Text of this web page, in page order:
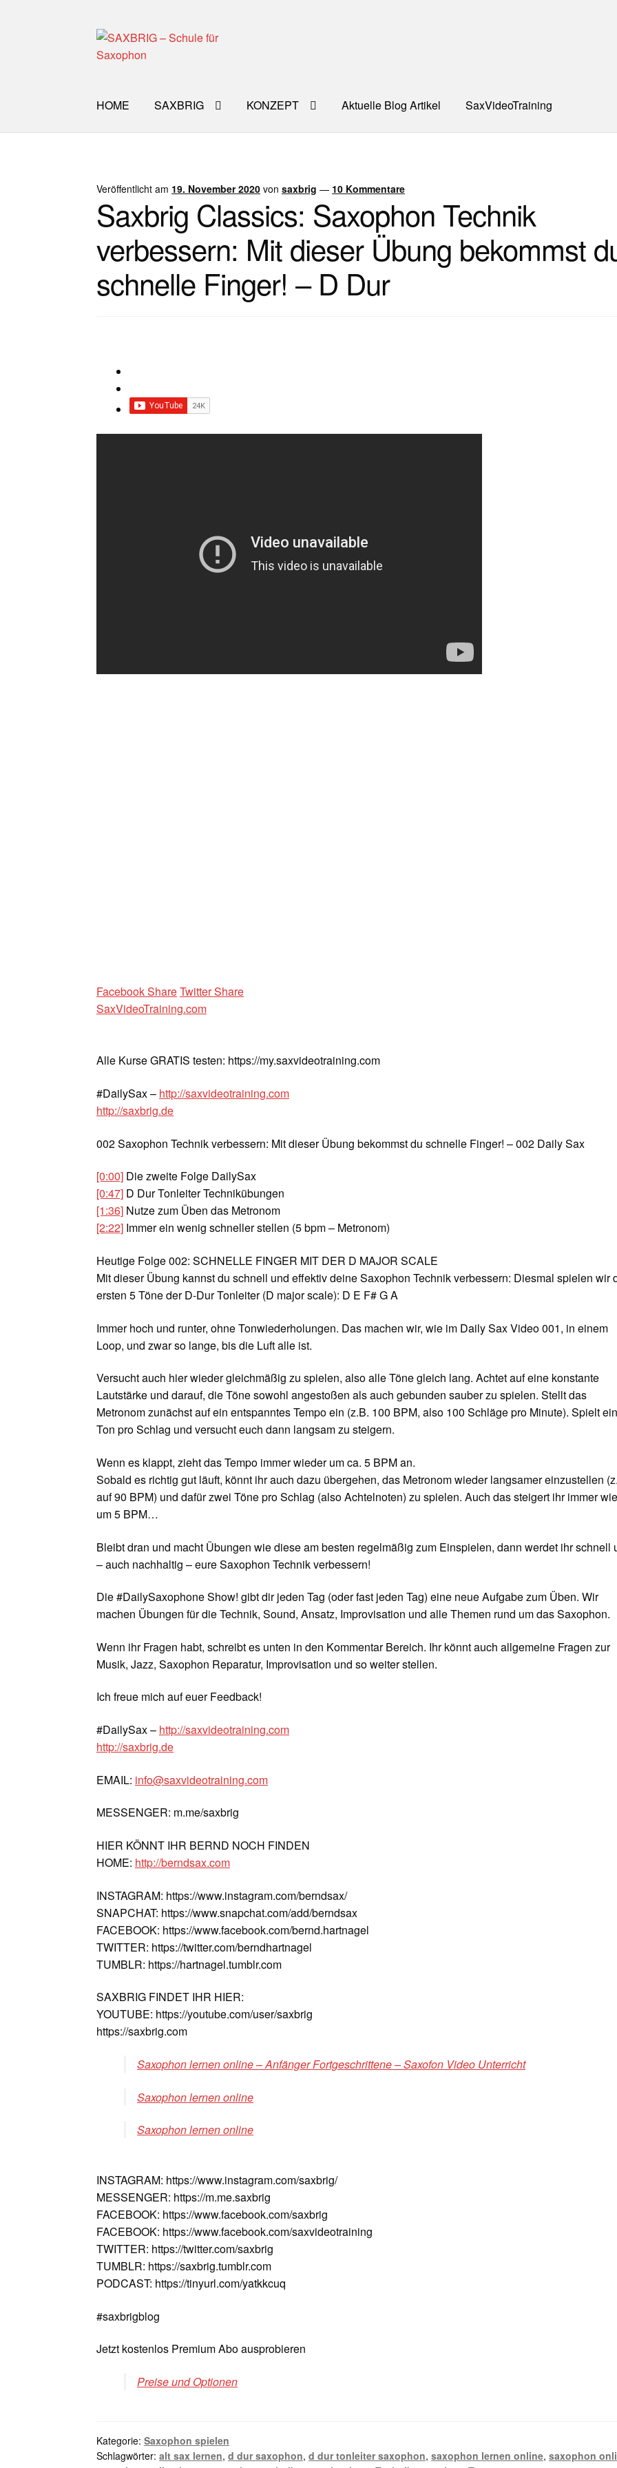
Zur
Navigation
Zum
Inhalt
HOME SAXBRIG KONZEPT Aktuelle Blog Artikel SaxVideoTraining
Impro Basic – Download PDF + mp3INFOSKooperation/Partner
WORKSHOP ÜBER UNSNEWS BLOGKONTAKT
Veröffentlicht am 19. November 2020 vonsaxbrig — 10 Kommentare
Saxbrig Classics: Saxophon Technik
verbessern: Mit dieser Übung bekommst
schnelle Finger! – D Dur
Facebook ShareTwitter Share
SaxVideoTraining.com
Alle Kurse GRATIS testen: https://my.saxvideotraining.com
#DailySax – http://saxvideotraining.com
http://saxbrig.de
002 Saxophon Technik verbessern: Mit dieser Übung bekommst du schnelle Finger! – 002 Daily Sax
[0:00] Die zweite Folge DailySax
[0:47] D Dur Tonleiter Technikübungen
[1:36] Nutze zum Üben das Metronom
[2:22] Immer ein wenig schneller stellen (5 bpm – Metronom)
Heutige Folge 002: SCHNELLE FINGER MIT DER D MAJOR SCALE
Mit dieser Übung kannst du schnell und effektiv deine Saxophon Technik verbessern: Diesmal spielen wir
ersten 5 Töne der D-Dur Tonleiter (D major scale): D E F# G A
Immer hoch und runter, ohne Tonwiederholungen. Das machen wir, wie im Daily Sax Video 001, in einem
Loop, und zwar so lange, bis die Luft alle ist.
Versucht auch hier wieder gleichmäßig zu spielen, also alle Töne gleich lang. Achtet auf eine konstante
Lautstärke und darauf, die Töne sowohl angestoßen als auch gebunden sauber zu spielen. Stellt das
Metronom zunächst auf ein entspanntes Tempo ein (z.B. 100 BPM, also 100 Schläge pro Minute). Spielt
Ton pro Schlag und versucht euch dann langsam zu steigern.
Wenn es klappt, zieht das Tempo immer wieder um ca. 5 BPM an.
Sobald es richtig gut läuft, könnt ihr auch dazu übergehen, das Metronom wieder langsamer einzustellen
auf 90 BPM) und dafür zwei Töne pro Schlag (also Achtelnoten) zu spielen. Auch das steigert ihr immer
um 5 BPM…
Bleibt dran und macht Übungen wie diese am besten regelmäßig zum Einspielen, dann werdet ihr schnell
– auch nachhaltig – eure Saxophon Technik verbessern!
Die #DailySaxophone Show! gibt dir jeden Tag (oder fast jeden Tag) eine neue Aufgabe zum Üben. Wir
machen Übungen für die Technik, Sound, Ansatz, Improvisation und alle Themen rund um das Saxophon.
Wenn ihr Fragen habt, schreibt es unten in den Kommentar Bereich. Ihr könnt auch allgemeine Fragen zur
Musik, Jazz, Saxophon Reparatur, Improvisation und so weiter stellen.
Ich freue mich auf euer Feedback!
#DailySax – http://saxvideotraining.com
http://saxbrig.de
EMAIL: info@saxvideotraining.com
MESSENGER: m.me/saxbrig
HIER KÖNNT IHR BERND NOCH FINDEN
HOME: http://berndsax.com
INSTAGRAM: https://www.instagram.com/berndsax/
SNAPCHAT: https://www.snapchat.com/add/berndsax
FACEBOOK: https://www.facebook.com/bernd.hartnagel
TWITTER: https://twitter.com/berndhartnagel
TUMBLR: https://hartnagel.tumblr.com
SAXBRIG FINDET IHR HIER:
YOUTUBE: https://youtube.com/user/saxbrig
https://saxbrig.com
Saxophon lernen online – Anfänger Fortgeschrittene – Saxofon Video Unterricht
Saxophon lernen online
Saxophon lernen online
INSTAGRAM: https://www.instagram.com/saxbrig/
MESSENGER: https://m.me.saxbrig
FACEBOOK: https://www.facebook.com/saxbrig
FACEBOOK: https://www.facebook.com/saxvideotraining
TWITTER: https://twitter.com/saxbrig
TUMBLR: https://saxbrig.tumblr.com
PODCAST: https://tinyurl.com/yatkkcuq
#saxbrigblog
Jetzt kostenlos Premium Abo ausprobieren
Preise und Optionen
Kategorie:Saxophon spielen
Schlagwörter:alt sax lernen,d dur saxophon,d dur tonleiter saxophon,saxophon lernen online,saxophon